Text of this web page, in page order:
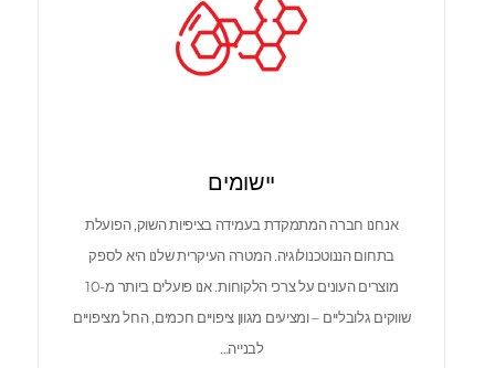
יישומים
אנחנו חברה המתמקדת בעמידה בציפיות השוק, הפועלת
בתחום הננוטכנולוגיה. המטרה העיקרית שלנו היא לספק
מוצרים העונים על צרכי הלקוחות. אנו פועלים ביותר מ-10
שווקים גלובליים – ומציעים מגוון ציפויים חכמים, החל מציפויים
לבנייה…